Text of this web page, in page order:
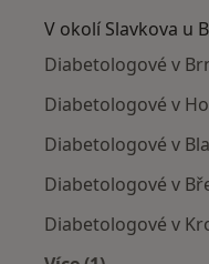
V okolí Slavkova u
Diabetologové v
Diabetologové v
Diabetologové v
Diabetologové v
Diabetologové v